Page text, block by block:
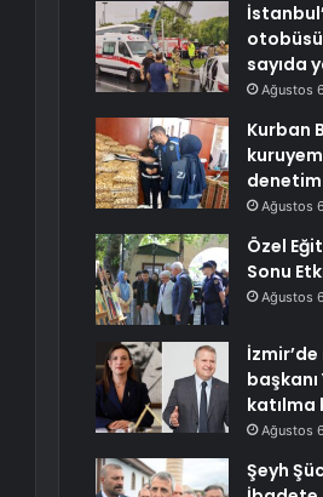
sayıda
Ağustos
Kurban
denetim
Ağustos
Özel
Sonu
Ağustos
başkanı
katılma
Ağustos
Şeyh